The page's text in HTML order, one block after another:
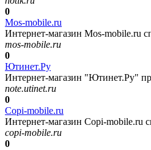
0
Mos-mobile.ru
Интернет-магазин Mos-mobile.ru
mos-mobile.ru
0
Ютинет.Ру
Интернет-магазин "Ютинет.Ру"
note.utinet.ru
0
Copi-mobile.ru
Интернет-магазин Copi-mobile.ru
copi-mobile.ru
0